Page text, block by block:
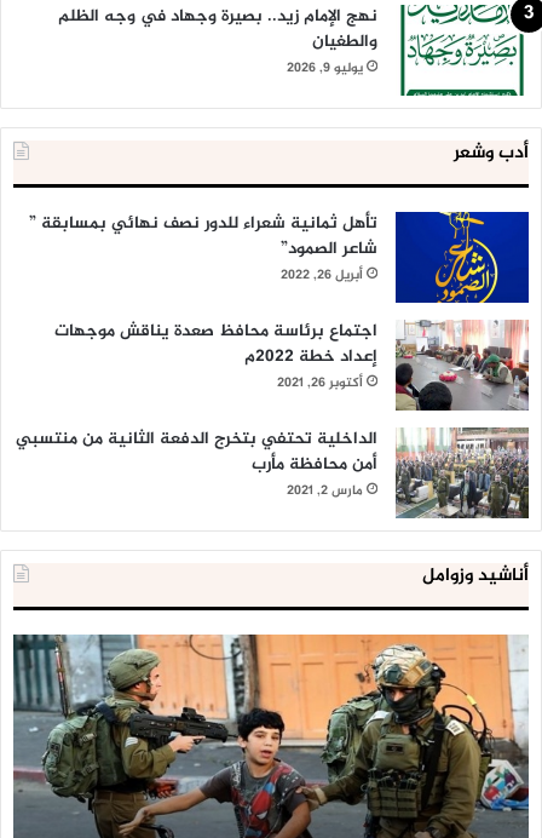
نهج الإمام زيد.. بصيرة وجهاد في وجه الظلم
والطغيان
يوليو 9, 2026
أدب وشعر
تأهل ثمانية شعراء للدور نصف نهائي بمسابقة ”
شاعر الصمود”
أبريل 26, 2022
اجتماع برئاسة محافظ صعدة يناقش موجهات
إعداد خطة 2022م
أكتوبر 26, 2021
الداخلية تحتفي بتخرج الدفعة الثانية من منتسبي
أمن محافظة مأرب
مارس 2, 2021
أناشيد وزوامل
العدو
الإسرائيلي
اعتقل
543
طفلا
فلسطينيا
خلال
2020